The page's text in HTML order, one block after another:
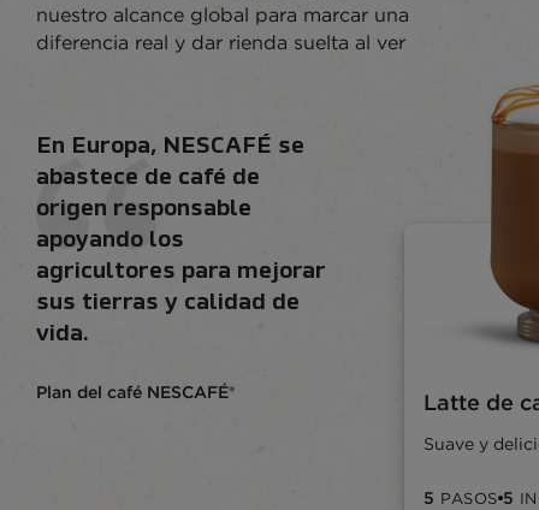
nuestro alcance global para marcar una
diferencia real y dar rienda suelta al ver
En Europa, NESCAFÉ se
abastece de café de
origen responsable
apoyando los
agricultores para mejorar
sus tierras y calidad de
vida.
Plan del café NESCAFÉ® Latte de
Suave y
5 PASOS 5